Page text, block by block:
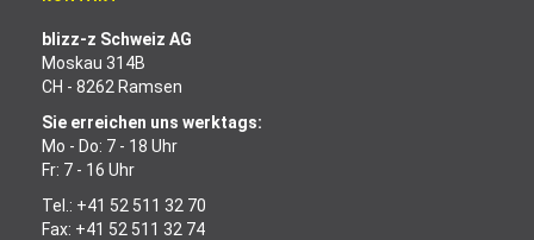
blizz-z Schweiz AG
Moskau 314B
CH - 8262 Ramsen
Sie erreichen uns werktags:
Mo - Do: 7 - 18 Uhr
Fr: 7 - 16 Uhr
Tel.: +41 52 511 32 70
Fax: +41 52 511 32 74